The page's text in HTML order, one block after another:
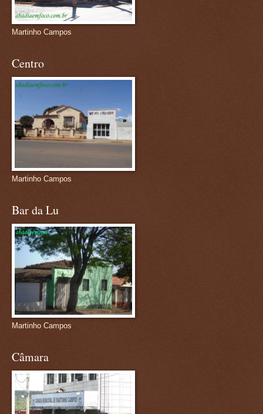
Martinho Campos
Centro
Martinho Campos
Bar da Lu
Martinho Campos
Câmara